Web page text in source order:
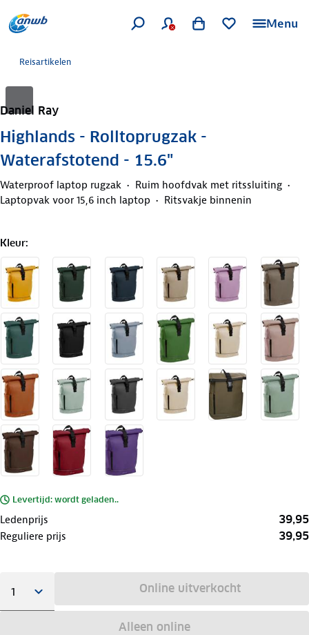
Menu
Reisartikelen
Daniel Ray
Highlands - Rolltoprugzak -
Waterafstotend - 15.6"
Waterproof laptop rugzak
Ruim hoofdvak met ritssluiting
Laptopvak voor 15,6 inch laptop
Ritsvakje binnenin
Kleur:
Levertijd: wordt geladen..
Ledenprijs 39,95
Reguliere prijs 39,95
Online uitverkocht
Alleen online